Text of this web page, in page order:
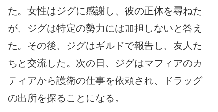
た。女性はジグに感謝し、彼の正体を尋ねた
が、ジグは特定の勢力には加担しないと答え
た。その後、ジグはギルドで報告し、友人た
ちと交流した。次の日、ジグはマフィアのカ
ティアから護衛の仕事を依頼され、ドラッグ
の出所を探ることになる。